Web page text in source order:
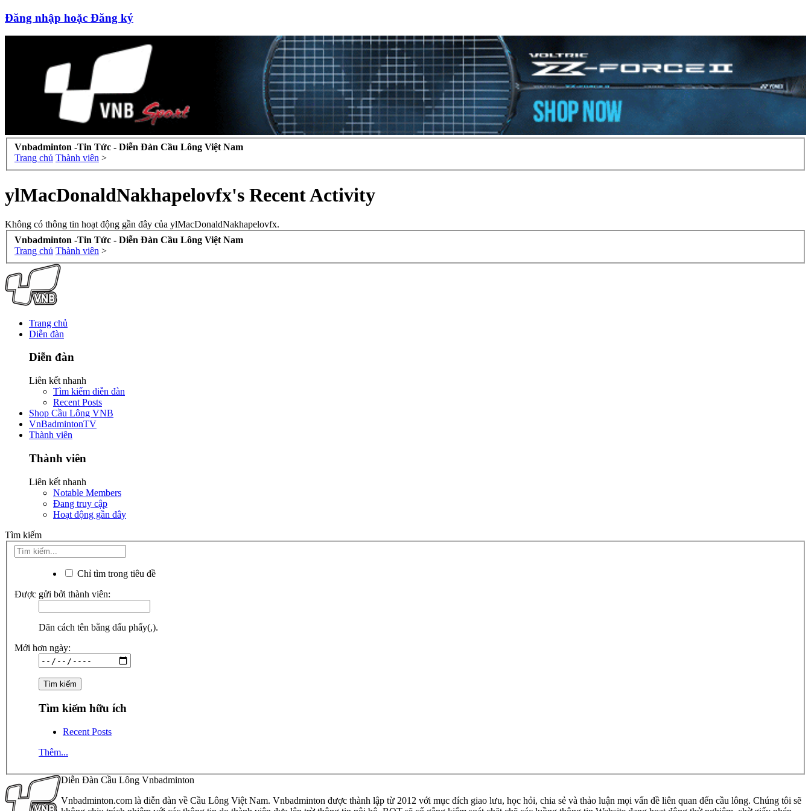
Đăng nhập hoặc Đăng ký
Vnbadminton -Tin Tức - Diễn Đàn Cầu Lông Việt Nam
Trang chủ Thành viên >
ylMacDonaldNakhapelovfx's Recent Activity
Không có thông tin hoạt động gần đây của ylMacDonaldNakhapelovfx.
Vnbadminton -Tin Tức - Diễn Đàn Cầu Lông Việt Nam
Trang chủ Thành viên >
Trang chủ
Diễn đàn
Diễn đàn
Liên kết nhanh
Tìm kiếm diễn đàn
Recent Posts
Shop Cầu Lông VNB
VnBadmintonTV
Thành viên
Thành viên
Liên kết nhanh
Notable Members
Đang truy cập
Hoạt động gần đây
Tìm kiếm
Chỉ tìm trong tiêu đề
Được gửi bởi thành viên:
Dãn cách tên bằng dấu phẩy(,).
Mới hơn ngày:
Tìm kiếm hữu ích
Recent Posts
Thêm...
Diễn Đàn Cầu Lông Vnbadminton
Vnbadminton.com là diễn đàn về Cầu Lông Việt Nam. Vnbadminton được thành lập từ 2012 với mục đích giao lưu, học hỏi, chia sẻ và thảo luận mọi vấn đề liên quan đến cầu lông. Chúng tôi sẽ